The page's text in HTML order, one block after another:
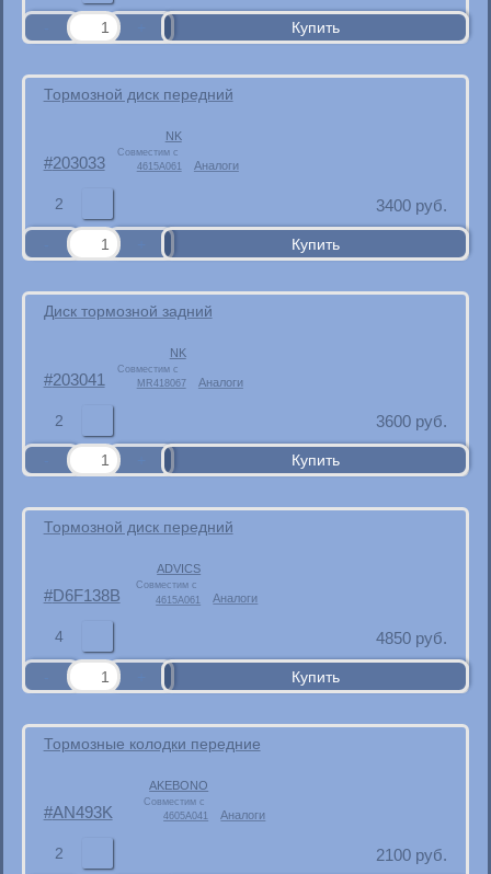
Тормозной диск передний
203033
NK
Совместим с
4615A061
Аналоги
2 3400 руб.
Диск тормозной задний
203041
NK
Совместим с
MR418067
Аналоги
2 3600 руб.
Тормозной диск передний
D6F138B
ADVICS
Совместим с
4615A061
Аналоги
4 4850 руб.
Тормозные колодки передние
AN493K
AKEBONO
Совместим с
4605A041
Аналоги
2 2100 руб.